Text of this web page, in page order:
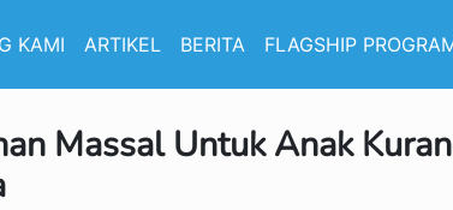
KAMI ARTIKEL BERITA FLAGSHIP
Massal Untuk Anak